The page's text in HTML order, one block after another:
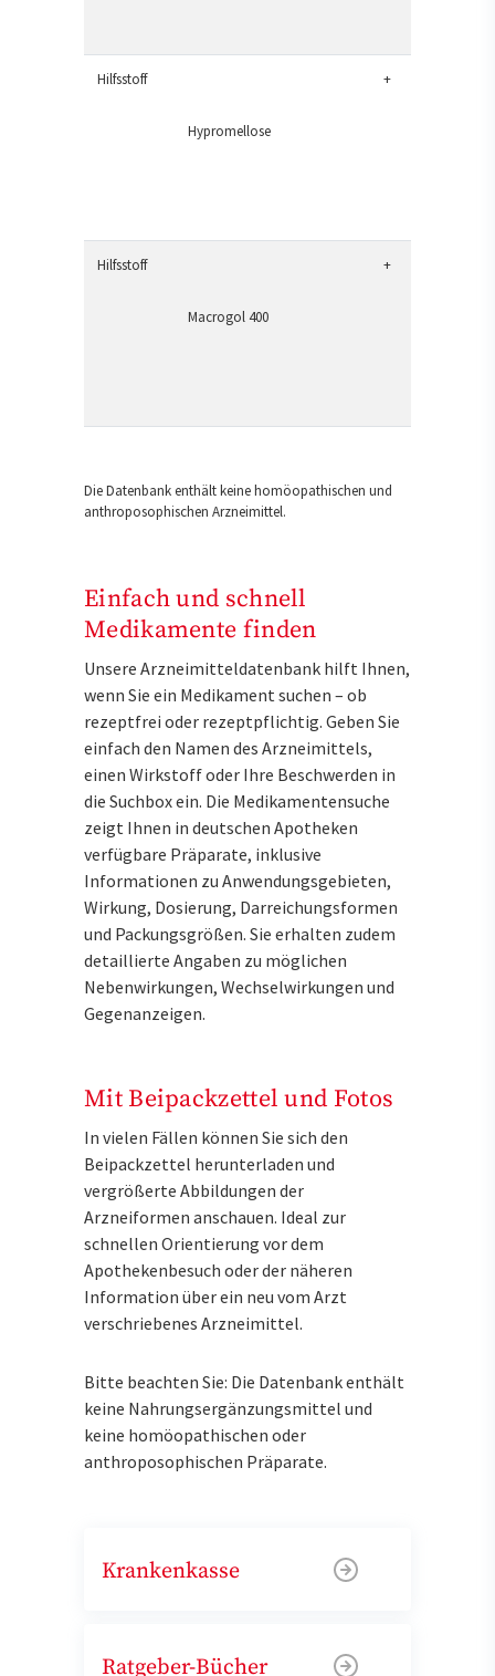
Hilfsstoff
Hypromellose
+
Hilfsstoff
Macrogol 400
+
Die Datenbank enthält keine homöopathischen und
anthroposophischen Arzneimittel.
Einfach und schnell
Medikamente finden
Unsere Arzneimitteldatenbank hilft Ihnen,
wenn Sie ein Medikament suchen – ob
rezeptfrei oder rezeptpflichtig. Geben Sie
einfach den Namen des Arzneimittels,
einen Wirkstoff oder Ihre Beschwerden in
die Suchbox ein. Die Medikamentensuche
zeigt Ihnen in deutschen Apotheken
verfügbare Präparate, inklusive
Informationen zu Anwendungsgebieten,
Wirkung, Dosierung, Darreichungsformen
und Packungsgrößen. Sie erhalten zudem
detaillierte Angaben zu möglichen
Nebenwirkungen, Wechselwirkungen und
Gegenanzeigen.
Mit Beipackzettel und Fotos
In vielen Fällen können Sie sich den
Beipackzettel herunterladen und
vergrößerte Abbildungen der
Arzneiformen anschauen. Ideal zur
schnellen Orientierung vor dem
Apothekenbesuch oder der näheren
Information über ein neu vom Arzt
verschriebenes Arzneimittel.
Bitte beachten Sie: Die Datenbank enthält
keine Nahrungsergänzungsmittel und
keine homöopathischen oder
anthroposophischen Präparate.
Krankenkasse
Ratgeber-Bücher